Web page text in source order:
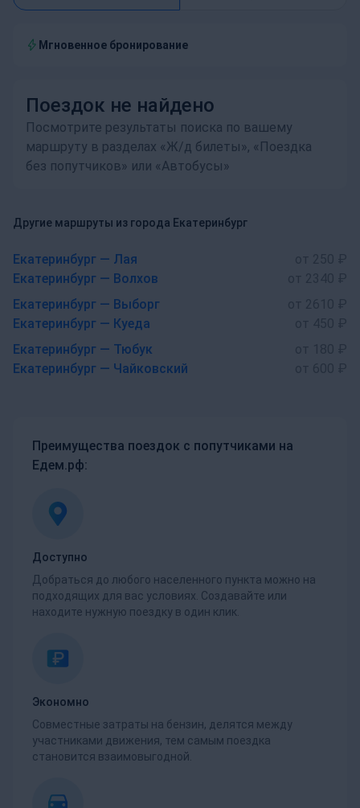
Мгновенное бронирование
Поездок не найдено
Посмотрите результаты поиска по вашему
маршруту в разделах «Ж/д билеты», «Поездка
без попутчиков» или «Автобусы»
Другие маршруты из города Екатеринбург
Екатеринбург — Лая
Екатеринбург — Волхов
Екатеринбург — Выборг
Екатеринбург — Куеда
Екатеринбург — Тюбук
Екатеринбург — Чайковский
Преимущества поездок с попутчиками на
Едем.рф:
Доступно
Добраться до любого населенного пункта можно на
подходящих для вас условиях. Создавайте или
находите нужную поездку в один клик.
Экономно
Совместные затраты на бензин, делятся между
участниками движения, тем самым поездка
становится взаимовыгодной.